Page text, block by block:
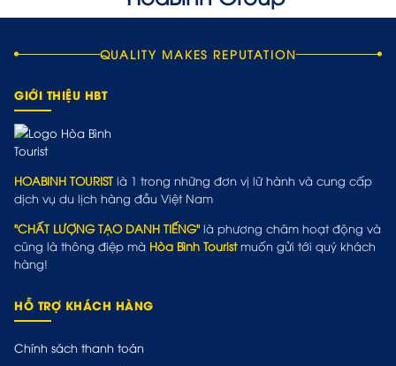
QUALITY MAKES REPUTATION
GIỚI THIỆU HBT
HOABINH TOURIST là 1 trong những đơn vị lữ hành và cung cấp
dịch vụ du lịch hàng đầu Việt Nam
"CHẤT LƯỢNG TẠO DANH TIẾNG" là phương châm hoạt động và
cũng là thông điệp mà Hòa Bình Touristmuốn gửi tới quý khách
hàng!
HỖ TRỢ KHÁCH HÀNG
Chính sách thanh toán